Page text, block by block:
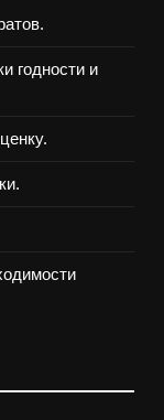
годности и